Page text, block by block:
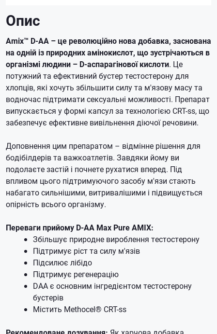
Опис
Amix™ D-AA – це революційно нова добавка, заснована
на одній із природних амінокислот, що зустрічаються в
організмі людини – D-аспарагінової кислоти. Це
потужний та ефективний бустер тестостерону для
хлопців, які хочуть збільшити силу та м'язову масу та
водночас підтримати сексуальні можливості. Препарат
випускається у формі капсул за технологією CRT-ss, що
забезпечує ефективне вивільнення діючої речовини.
Доповнення цим препаратом – відмінне рішення для
бодібілдерів та важкоатлетів. Завдяки йому ви
подолаєте застій і почнете рухатися вперед. Під
впливом цього підтримуючого засобу м'язи стають
набагато сильнішими, витривалішими і підвищується
опірність всього організму.
Переваги прийому D-AA Max Pure AMIX:
Збільшує природне вироблення тестостерону
Підтримує ріст та силу м'язів
Підсилює лібідо
Підтримує регенерацію
DAA є основним інгредієнтом тестостерону
бустерів
Містить Methocel® CRT-ss